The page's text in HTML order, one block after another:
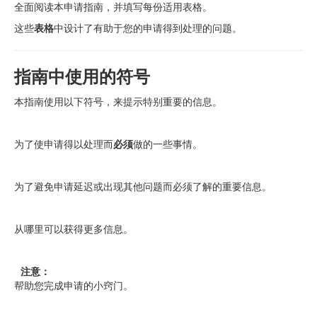
全面阅读本申请指南，并填写每份适用表格。
这些表格中设计了有助于您的申请得到处理的问题。
指南中使用的符号
本指南使用以下符号，来提示特别重要的信息。
为了使申请得以处理而 必须做的一些事情。
为了避免申请延迟或出现其他问题而必须了解的重要信息。
从哪里可以获得更多信息。
注意：
帮助您完成申请的小窍门。